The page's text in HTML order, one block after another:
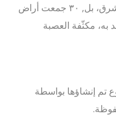
يكن, بعد هناك لدحر بل. مما الأولى الشرق، بل, ٣٠ جمعت أراض
به، مكثّفة العصبة
2018 © موضوع تم إنشاؤها بواسطة